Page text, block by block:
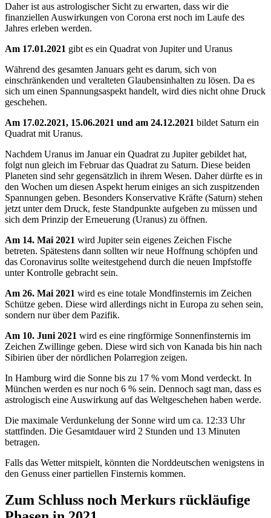
Daher ist aus astrologischer Sicht zu erwarten, dass wir die
finanziellen Auswirkungen von Corona erst noch im Laufe des
Jahres erleben werden.
Am 17.01.2021 gibt es ein Quadrat von Jupiter und Uranus
Während des gesamten Januars geht es darum, sich von
einschränkenden und veralteten Glaubensinhalten zu lösen. Da es
sich um einen Spannungsaspekt handelt, wird dies nicht ohne Druck
geschehen.
Am 17.02.2021, 15.06.2021 und am 24.12.2021 bildet Saturn ein
Quadrat mit Uranus.
Nachdem Uranus im Januar ein Quadrat zu Jupiter gebildet hat,
folgt nun gleich im Februar das Quadrat zu Saturn. Diese beiden
Planeten sind sehr gegensätzlich in ihrem Wesen. Daher dürfte es in
den Wochen um diesen Aspekt herum einiges an sich zuspitzenden
Spannungen geben. Besonders Konservative Kräfte (Saturn) stehen
jetzt unter dem Druck, feste Standpunkte aufgeben zu müssen und
sich dem Prinzip der Erneuerung (Uranus) zu öffnen.
Am 14. Mai 2021 wird Jupiter sein eigenes Zeichen Fische
betreten. Spätestens dann sollten wir neue Hoffnung schöpfen und
das Coronavirus sollte weitestgehend durch die neuen Impfstoffe
unter Kontrolle gebracht sein.
Am 26. Mai 2021 wird es eine totale Mondfinsternis im Zeichen
Schütze geben. Diese wird allerdings nicht in Europa zu sehen sein,
sondern nur über dem Pazifik.
Am 10. Juni 2021 wird es eine ringförmige Sonnenfinsternis im
Zeichen Zwillinge geben. Diese wird sich von Kanada bis hin nach
Sibirien über der nördlichen Polarregion zeigen.
In Hamburg wird die Sonne bis zu 17 % vom Mond verdeckt. In
München werden es nur noch 6 % sein. Dennoch sagt man, dass es
astrologisch eine Auswirkung auf das Weltgeschehen haben werde.
Die maximale Verdunkelung der Sonne wird um ca. 12:33 Uhr
stattfinden. Die Gesamtdauer wird 2 Stunden und 13 Minuten
betragen.
Falls das Wetter mitspielt, könnten die Norddeutschen wenigstens in
den Genuss einer partiellen Finsternis kommen.
Zum Schluss noch Merkurs rückläufige